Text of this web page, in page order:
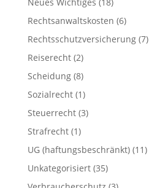
Rechtsanwaltskosten (6)
Rechtsschutzversicherung(7)
Reiserecht(2)
Scheidung(8)
Sozialrecht(1)
Steuerrecht(3)
Strafrecht(1)
UG (haftungsbeschränkt)(11)
Unkategorisiert(35)